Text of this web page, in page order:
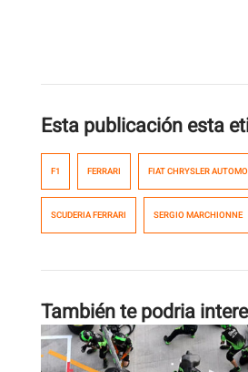
Esta publicación esta
F1 FERRARI FIAT CHRYSLER
SCUDERIA FERRARI SERGIO MARCHIONNE
También te podria